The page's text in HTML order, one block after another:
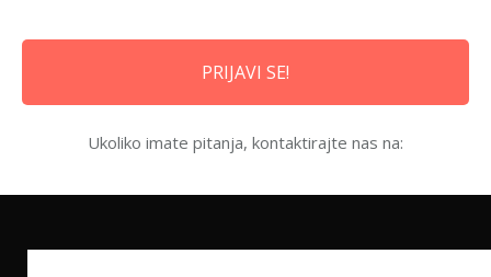
PRIJAVI SE!
Ukoliko imate pitanja, kontaktirajte nas na: